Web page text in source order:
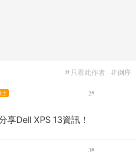
倒序
只看此作者
士 2#
享Dell XPS 13資訊！
3#